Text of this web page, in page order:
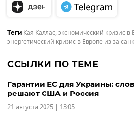
Теги Кая Каллас, экономический кризис в
энергетический кризис в Европе из-за
ССЫЛКИ ПО ТЕМЕ
Гарантии ЕС для Украины:
решают США и Россия
21 августа 2025 | 13:05